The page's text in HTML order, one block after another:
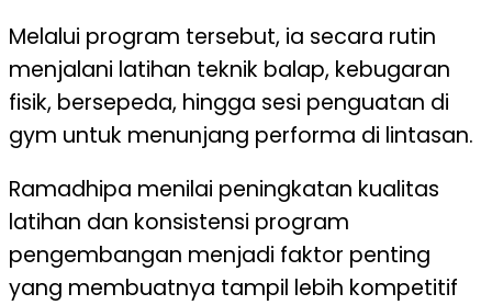
Melalui program tersebut, ia secara rutin
menjalani latihan teknik balap, kebugaran
fisik, bersepeda, hingga sesi penguatan di
gym untuk menunjang performa di lintasan.
Ramadhipa menilai peningkatan kualitas
latihan dan konsistensi program
pengembangan menjadi faktor penting
yang membuatnya tampil lebih kompetitif